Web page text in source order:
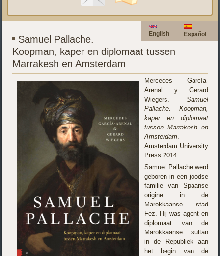
Español
English
Samuel Pallache.
Koopman, kaper en diplomaat tussen
Marrakesh en Amsterdam
Mercedes García-
Arenal y Gerard
Wiegers, Samuel
Pallache. Koopman,
kaper en diplomaat
tussen Marrakesh en
Amsterdam.
Amsterdam University
Press:2014
Samuel Pallache werd
geboren in een joodse
familie van Spaanse
origine in de
Marokkaanse stad
Fez. Hij was agent en
diplomaat van de
Marokkaanse sultan
in de Republiek aan
het begin van de